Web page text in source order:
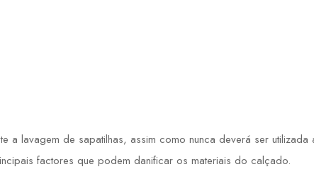
a lavagem de sapatilhas, assim como nunca deverá ser
factores que podem danificar os materiais do calçado.